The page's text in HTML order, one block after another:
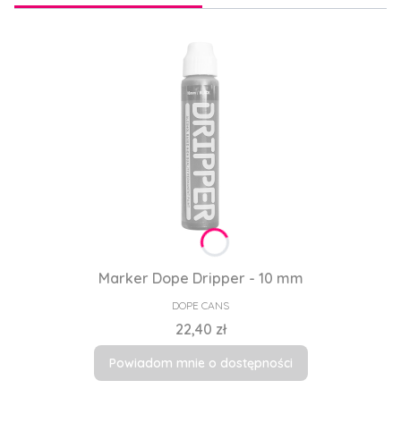
Marker Dope Dripper - 10 mm
PRODUCENT
DOPE CANS
Cena
22,40 zł
Powiadom mnie o dostępności